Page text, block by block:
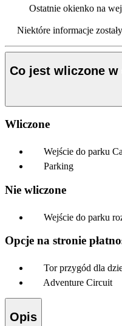
Ostatnie okienko na
Niektóre informacje
Co jest wliczone w
Wliczone
Wejście do parku
Parking
Nie wliczone
Wejście do parku
Opcje na stronie
Tor przygód dla
Adventure Circuit
Opis